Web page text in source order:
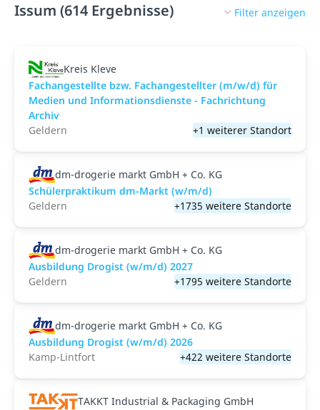
Issum (614 Ergebnisse) Filter anzeigen
Kreis Kleve
Fachangestellte bzw. Fachangestellter (m/w/d) für
Medien und Informationsdienste - Fachrichtung
Archiv
Geldern
+1 weiterer Standort
dm-drogerie markt GmbH + Co. KG
Schülerpraktikum dm-Markt (w/m/d)
Geldern
+1735 weitere Standorte
dm-drogerie markt GmbH + Co. KG
Ausbildung Drogist (w/m/d) 2027
Geldern
+1795 weitere Standorte
dm-drogerie markt GmbH + Co. KG
Ausbildung Drogist (w/m/d) 2026
Kamp-Lintfort
+422 weitere Standorte
TAKKT Industrial & Packaging GmbH